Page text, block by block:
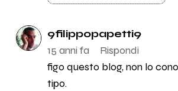
9filippopapetti9
15 anni fa
Rispondi
figo questo blog, non lo
tipo.